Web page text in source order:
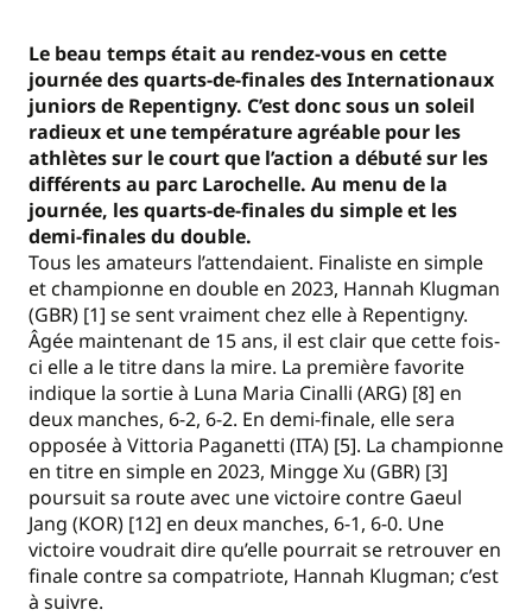
Le beau temps était au rendez-vous en cette
journée des quarts-de-finales des Internationaux
juniors de Repentigny. C’est donc sous un soleil
radieux et une température agréable pour les
athlètes sur le court que l’action a débuté sur les
différents au parc Larochelle. Au menu de la
journée, les quarts-de-finales du simple et les
demi-finales du double.
Tous les amateurs l’attendaient. Finaliste en simple
et championne en double en 2023, Hannah Klugman
(GBR) [1] se sent vraiment chez elle à Repentigny.
Âgée maintenant de 15 ans, il est clair que cette fois-
ci elle a le titre dans la mire. La première favorite
indique la sortie à Luna Maria Cinalli (ARG) [8] en
deux manches, 6-2, 6-2. En demi-finale, elle sera
opposée à Vittoria Paganetti (ITA) [5]. La championne
en titre en simple en 2023, Mingge Xu (GBR) [3]
poursuit sa route avec une victoire contre Gaeul
Jang (KOR) [12] en deux manches, 6-1, 6-0. Une
victoire voudrait dire qu’elle pourrait se retrouver en
finale contre sa compatriote, Hannah Klugman; c’est
à suivre.